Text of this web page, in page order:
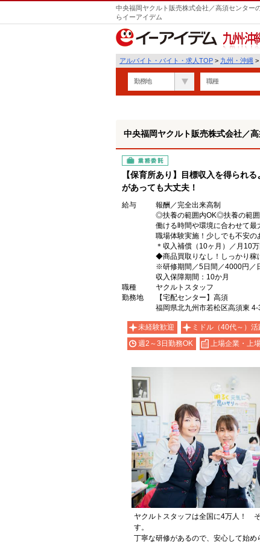
中央福岡ヤクルト販売株式会社／高須センター
らイーアイデム
九州・沖縄
アルバイト・バイト・求人TOP > 九州・沖縄 >
勤務地 職種
中央福岡ヤクルト販売株式会社／
業務委託
【保育所あり】目標収入を得られ
があっても大丈夫！
給与
報酬／完全出来高制
◎扶養の範囲内OK◎扶養の範
働ける時間や環境に合わせて最
職場体験実施！少しでも不安の
＊収入補償（10ヶ月）／月10
◆商品買取りなし！しっかり
※研修期間／5日間／4000円／
収入保障期間：10か月
職種
ヤクルトスタッフ
勤務地
【宅配センター】高須
福岡県北九州市若松区高須東
未経験歓迎 ミドル（40代～）活
週2～3日勤務OK
上場企業・上
ヤクルトスタッフは全国に4万人！
す。
丁寧な研修があるので、安心して始め